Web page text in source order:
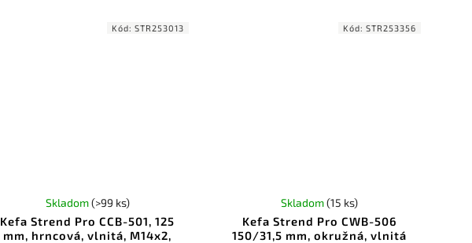
Kefa Strend Pro CCB-501, 125
mm, hrncová, vlnitá, M14x2,
Skladom(>99 ks)
Kód:STR253013
Kefa Strend Pro CWB-506
150/31,5 mm, okružná, vlnitá
Skladom(15 ks)
Kód:STR253356